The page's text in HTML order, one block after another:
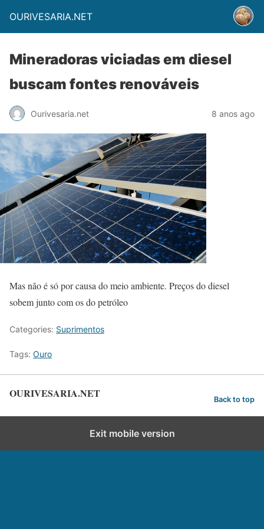
OURIVESARIA.NET
Mineradoras viciadas em diesel
buscam fontes renováveis
Ourivesaria.net 8 anos ago
Mas não é só por causa do meio ambiente. Preços do diesel
sobem junto com os do petróleo
Categories: Suprimentos
Tags: Ouro
OURIVESARIA.NET Back to top
Exit mobile version